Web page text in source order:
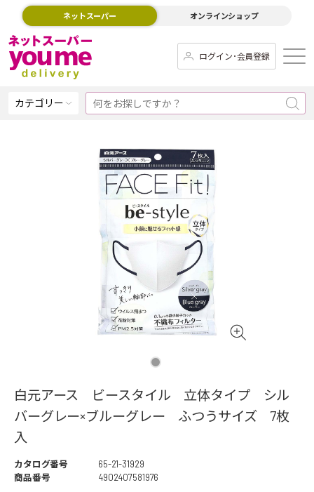
ネットスーパー オンラインショップ
ログイン･会員登録
カテゴリー
白元アース ビースタイル 立体タイプ シル
バーグレー×ブルーグレー ふつうサイズ 7枚
入
カタログ番号
65-21-31929
商品番号
4902407581976